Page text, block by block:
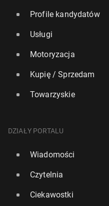
Profile kandydatów
Usługi
Motoryzacja
Kupię / Sprzedam
Towarzyskie
DZIAŁY PORTALU
Wiadomości
Czytelnia
Ciekawostki